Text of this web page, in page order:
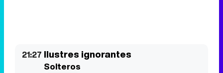
21:27 Ilustres ignorantes
Solteros